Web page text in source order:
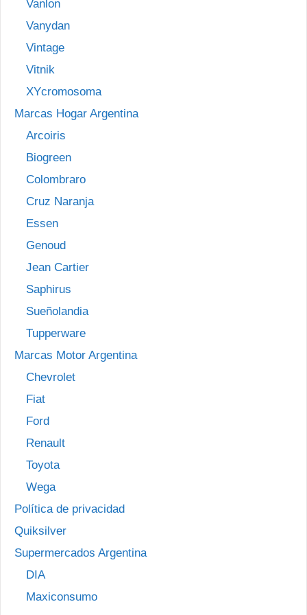
Vanlon
Vanydan
Vintage
Vitnik
XYcromosoma
Marcas Hogar Argentina
Arcoiris
Biogreen
Colombraro
Cruz Naranja
Essen
Genoud
Jean Cartier
Saphirus
Sueñolandia
Tupperware
Marcas Motor Argentina
Chevrolet
Fiat
Ford
Renault
Toyota
Wega
Política de privacidad
Quiksilver
Supermercados Argentina
DIA
Maxiconsumo